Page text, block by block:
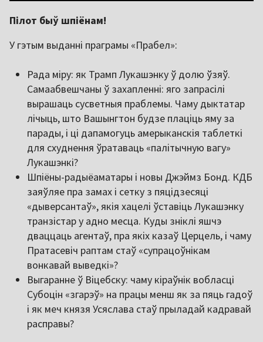
Пілот быў шпіёнам!
У гэтым выданні праграмы «Прабел»:
Рада міру: як Трамп Лукашэнку ў долю ўзяў.
Самаабвешчаны ў захапленні: яго запрасілі
вырашаць сусветныя праблемы. Чаму дыктатар
лічыць, што Вашынгтон будзе плаціць яму за
парады, і ці дапамогуць амерыканскія таблеткі
для схуднення ўратаваць «палітычную вагу»
Лукашэнкі?
Шпіёны-радыёаматары і новы Джэймз Бонд. КДБ
заяўляе пра замах і сетку з пяцідзесяці
«дыверсантаў», якія хацелі ўставіць Лукашэнку
транзістар у адно месца. Куды зніклі яшчэ
дваццаць агентаў, пра якіх казаў Церцель, і чаму
Пратасевіч раптам стаў «супрацоўнікам
вонкавай выведкі»?
Выгаранне ў Віцебску: чаму кіраўнік вобласці
Субоцін «згарэў» на працы менш як за пяць гадоў
і як меч князя Усяслава стаў прыладай кадравай
расправы?